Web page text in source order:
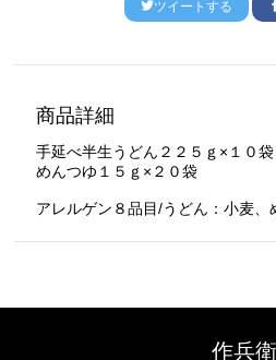
ツイートする
商品詳細
手延べ半生うどん２２５ｇ×１０袋
めんつゆ１５ｇ×２０袋
アレルゲン８品目/うどん：小麦、
作兵衛